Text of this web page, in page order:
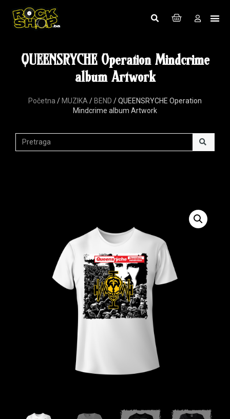
QUEENSRYCHE Operation Mindcrime
album Artwork
Početna / MUZIKA / BEND / QUEENSRYCHE Operation
Mindcrime album Artwork